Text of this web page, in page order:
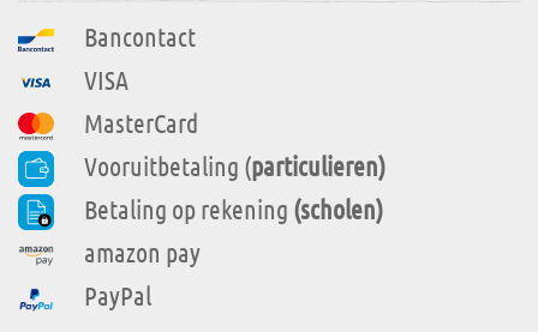
Bancontact
VISA
MasterCard
Vooruitbetaling (particulieren)
Betaling op rekening (scholen)
amazon pay
PayPal